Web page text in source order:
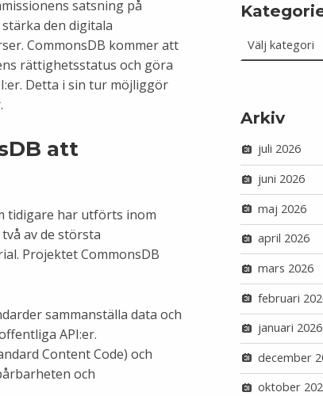
satsning på
den digitala
CommonsDB kommer att
rättighetsstatus och göra
Detta i sin tur möjliggör
att
tidigare har utförts inom
av de största
Projektet CommonsDB
sammanställa data och
API:er.
Content Code) och
och
Arkiv
juli 2026
juni 2026
maj 2026
april 2026
mars 2026
februari
januari 2026
december
oktober